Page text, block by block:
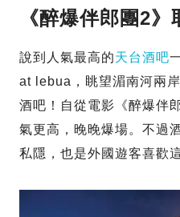
《醉爆伴郎團2》
說到人氣最高的天台酒吧
at lebua，眺望湄南河兩
酒吧！自從電影《醉爆伴
氣更高，晚晚爆場。不過
私隱，也是外國遊客喜歡